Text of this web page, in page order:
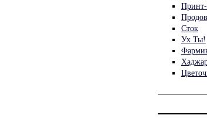
Сток
Ух Ты!